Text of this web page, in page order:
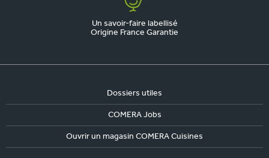
Un savoir-faire labellisé
Origine France Garantie
Dossiers utiles
COMERA Jobs
Ouvrir un magasin COMERA Cuisines